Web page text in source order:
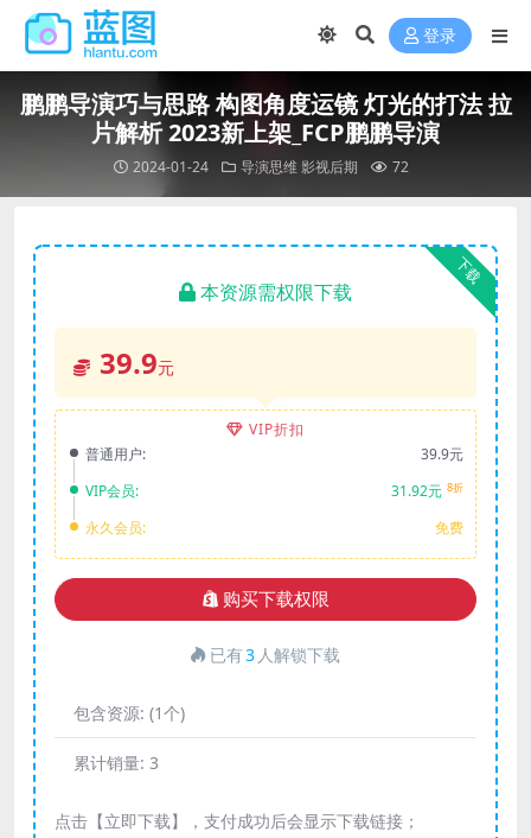
登录
鹏鹏导演巧与思路 构图角度运镜 灯光的打法 拉
片解析 2023新上架_FCP鹏鹏导演
2024-01-24 导演思维 影视后期 72
下载
本资源需权限下载
39.9元
VIP折扣
普通用户:
39.9元
VIP会员:
31.92元 8折
永久会员: 免费
购买下载权限
已有3 人解锁下载
包含资源: (1个)
累计销量: 3
点击【立即下载】，支付成功后会显示下载链接；